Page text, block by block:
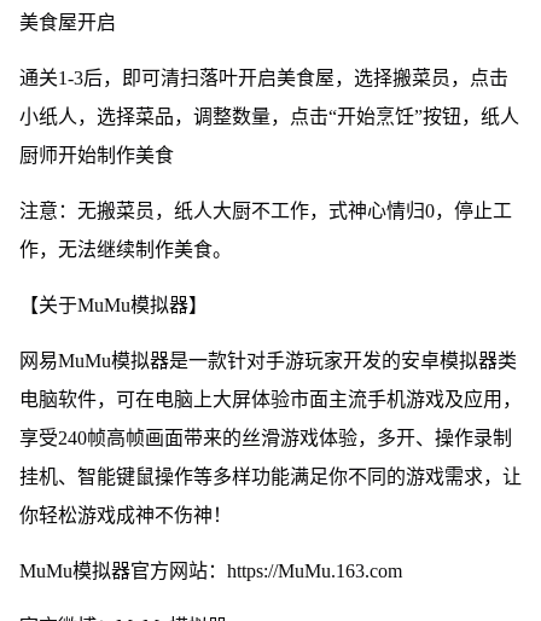
美食屋开启
通关1-3后，即可清扫落叶开启美食屋， 选择搬菜员，
点击
小纸人，选择菜品， 调整数量，点击“开始烹饪”按钮， 纸人
厨师开始制作美食
注意：无搬菜员，纸人大厨不工作， 式神心情归0，停止工
作， 无法继续制作美食。
【关于MuMu模拟器】
网易MuMu模拟器是一款针对手游玩家开发的安卓模拟器类
电脑软件，可在电脑上大屏体验市面主流手机游戏及应用，
享受240帧高帧画面带来的丝滑游戏体验，多开、操作录制
挂机、智能键鼠操作等多样功能满足你不同的游戏需求，让
你轻松游戏成神不伤神！
MuMu模拟器官方网站：https://MuMu.163.com